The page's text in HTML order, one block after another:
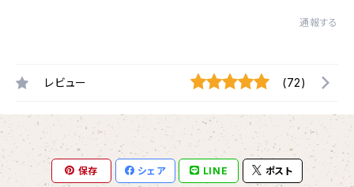
通報する
レビュー (72)
保存 シェア LINE ポスト